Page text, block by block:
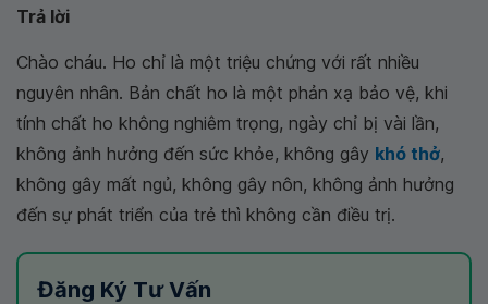
Trả lời
Chào cháu. Ho chỉ là một triệu chứng với rất nhiều
nguyên nhân. Bản chất ho là một phản xạ bảo vệ, khi
tính chất ho không nghiêm trọng, ngày chỉ bị vài lần,
không ảnh hưởng đến sức khỏe, không gây khó thở,
không gây mất ngủ, không gây nôn, không ảnh hưởng
đến sự phát triển của trẻ thì không cần điều trị.
Đăng Ký Tư Vấn